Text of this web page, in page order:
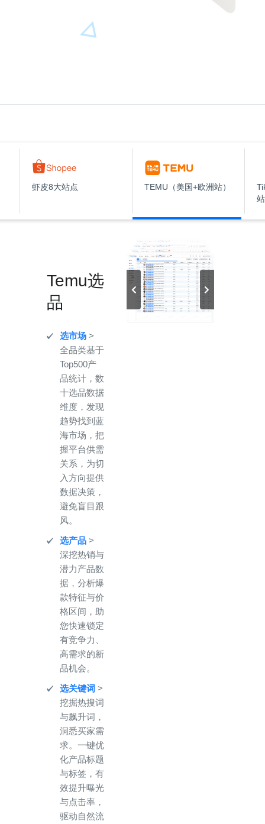
虾皮8大站点 TEMU（美国+欧洲站）
Temu选
品
选市场 >
全品类基于
Top500产
品统计，数
十选品数据
维度，发现
趋势找到蓝
海市场，把
握平台供需
关系，为切
入方向提供
数据决策，
避免盲目跟
风。
选产品 >
深挖热销与
潜力产品数
据，分析爆
款特征与价
格区间，助
您快速锁定
有竞争力、
高需求的新
品机会。
选关键词 >
挖掘热搜词
与飙升词，
洞悉买家需
求。一键优
化产品标题
与标签，有
效提升曝光
与点击率，
驱动自然流